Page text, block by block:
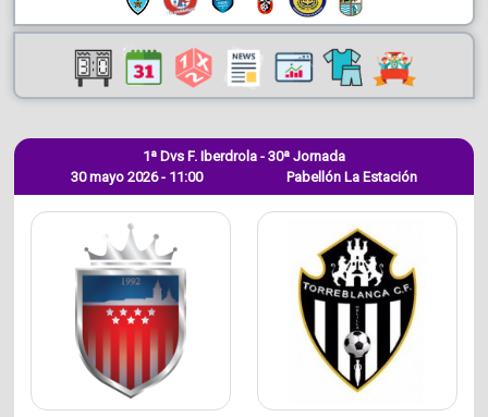
30 mayo 2026 - 11:00
1ª Dvs F. Iberdrola - 30ª Jornada
Pabellón La Estación